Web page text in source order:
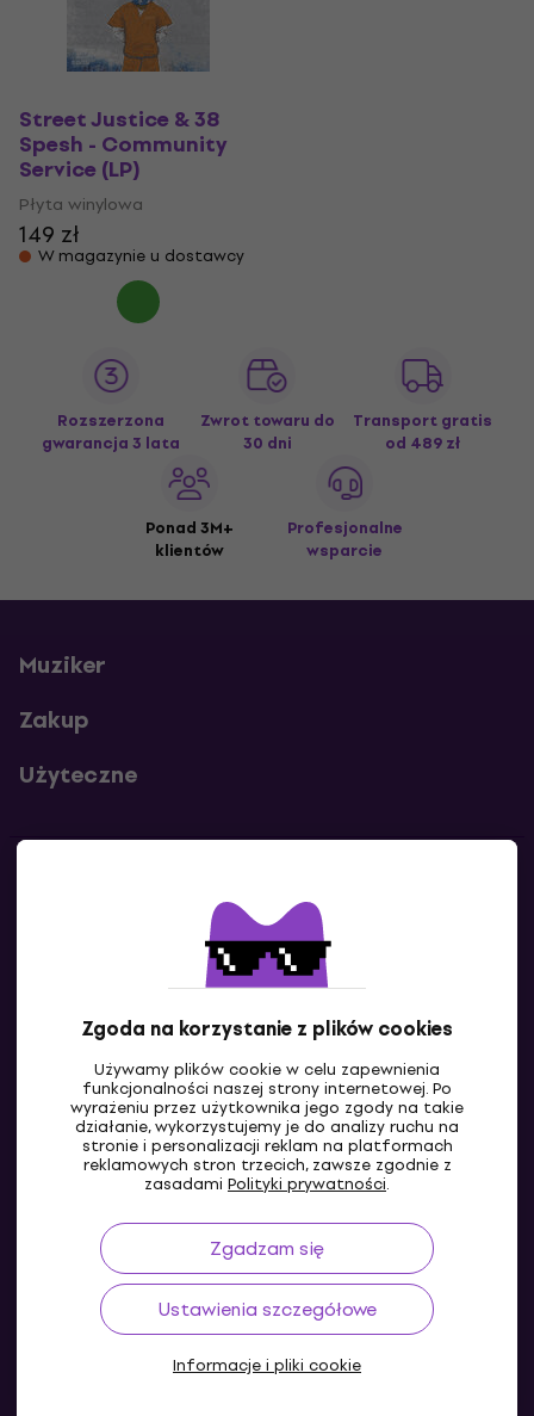
Zgoda na korzystanie z plików cookies
Używamy plików cookie w celu zapewnienia
funkcjonalności naszej strony internetowej. Po
wyrażeniu przez użytkownika jego zgody na takie
działanie, wykorzystujemy je do analizy ruchu na
stronie i personalizacji reklam na platformach
reklamowych stron trzecich, zawsze zgodnie z
zasadami Polityki prywatności.
Zgadzam się
Ustawienia szczegółowe
Informacje i pliki cookie
Street Justice & 38
Spesh - Community
Service (LP)
Płyta winylowa
149 zł
W magazynie u dostawcy
Rozszerzona
gwarancja 3 lata
Zwrot towaru do
30 dni
Transport gratis
od 489 zł
Ponad 3M+
klientów
Profesjonalne
wsparcie
Muziker
Zakup
Użyteczne
Skontaktuj się z nami
PL